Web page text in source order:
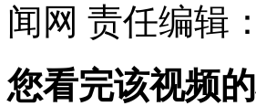
闻网 责任编辑
您看完该视频